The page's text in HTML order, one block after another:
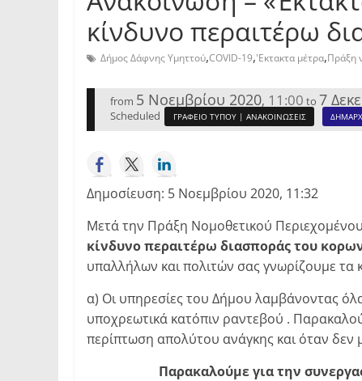
κίνδυνο περαιτέρω
Δήμος Δάφνης Υμηττού,COVID-19,'Εκτακτα μέτρα,Πράξη
from 5 Νοεμβρίου 2020, 11:00 to 7
Scheduled ΓΡΑΦΕΙΟ ΤΥΠΟΥ | ΑΝΑΚΟΙΝΩΣΕΙΣ
Δημοσίευση: 5 Νοεμβρίου 2020, 11:32
Μετά την Πράξη Νομοθετικού
κίνδυνο περαιτέρω διασποράς του
υπαλλήλων και πολιτών σας γνωρίζουμε τα
α) Οι υπηρεσίες του Δήμου λαμβάνοντας
υποχρεωτικά κατόπιν ραντεβού .
περίπτωση απολύτου ανάγκης και όταν
Παρακαλούμε για την